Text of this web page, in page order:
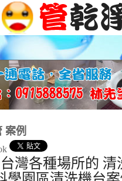
案例
灣各種場所的 清